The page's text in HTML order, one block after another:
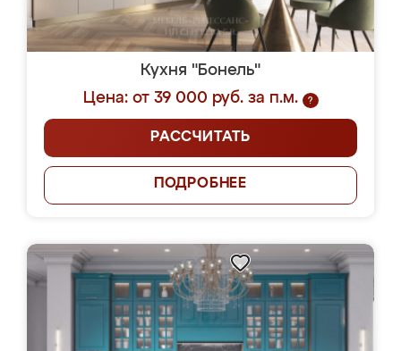
Кухня "Бонель"
Цена: от 39 000 руб. за п.м.
?
РАССЧИТАТЬ
ПОДРОБНЕЕ